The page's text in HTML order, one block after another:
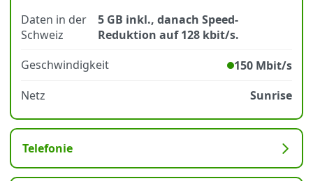
Daten in der
Schweiz
5 GB inkl., danach Speed-
Reduktion auf 128 kbit/s.
Geschwindigkeit
150 Mbit/s
Netz
Sunrise
Telefonie